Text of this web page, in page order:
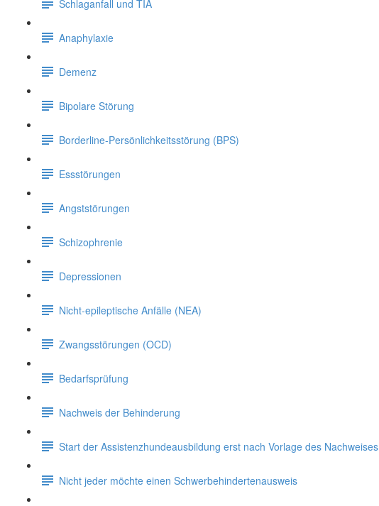
Schlaganfall und TIA
Anaphylaxie
Demenz
Bipolare Störung
Borderline-Persönlichkeitsstörung (BPS)
Essstörungen
Angststörungen
Schizophrenie
Depressionen
Nicht-epileptische Anfälle (NEA)
Zwangsstörungen (OCD)
Bedarfsprüfung
Nachweis der Behinderung
Start der Assistenzhundeausbildung erst nach Vorlage des Nachweises
Nicht jeder möchte einen Schwerbehindertenausweis